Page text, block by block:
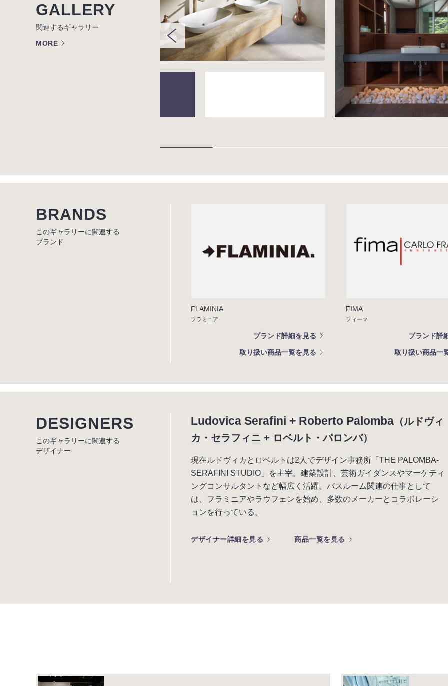
GALLERY
関連するギャラリー
MORE
BRANDS
このギャラリーに関連する
ブランド
FLAMINIA
フラミニア
ブランド詳細を見る
取り扱い商品一覧を見る
FIMA
フィーマ
ブランド詳
取り扱い商品一
DESIGNERS
このギャラリーに関連する
デザイナー
Ludovica Serafini + Roberto Palomba （ルドヴィ
カ・セラフィニ + ロベルト・パロンバ）
現在ルドヴィカとロベルトは2人でデザイン事務所「THE PALOMBA-
SERAFINI STUDIO」を主宰。建築設計、芸術ガイダンスやマーケティ
ングコンサルタントなど幅広く活躍。バスルーム関連の仕事として
は、フラミニアやラウフェンを始め、多数のメーカーとコラボレーシ
ョンを行っている。
デザイナー詳細を見る 商品一覧を見る